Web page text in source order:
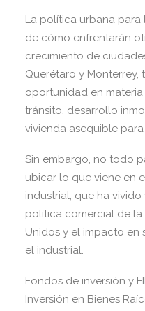
La política urbana para
de cómo enfrentarán
crecimiento de
Querétaro y Monterrey,
oportunidad en
tránsito, desarrollo
vivienda asequible
Sin embargo, no todo
ubicar lo que viene en
industrial, que ha
política comercial de la
Unidos y el impacto en
el industrial.
Fondos de inversión y
Inversión en Bienes